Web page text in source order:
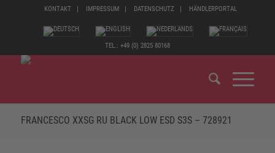
KONTAKT IMPRESSUM DATENSCHUTZ HÄNDLERPORTAL
TEL.: +49 (0) 2825 80168
FRANCESCO XXSG RU BLACK LOW ESD S3S – 728921